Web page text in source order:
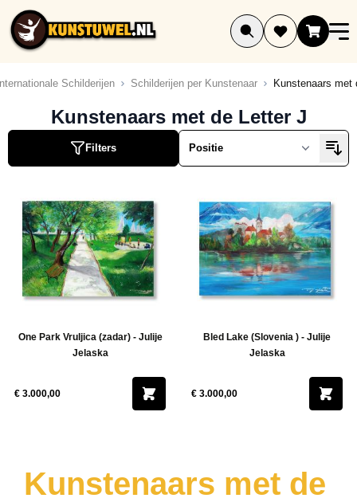
Ga naar de inhoud
Schilderijen Schilderijen per Kunstenaar Kunstenaars met
Kunstenaars met de Letter J
Filters
One Park Vruljica (zadar) - Julije
Jelaska
€ 3.000,00
Bled Lake (Slovenia ) - Julije
Jelaska
€ 3.000,00
Kunstenaars met de